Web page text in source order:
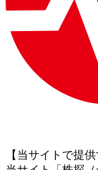
【当サイトで提